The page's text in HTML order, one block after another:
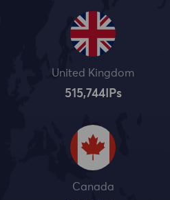
United Kingdom
515,745IPs
Canada